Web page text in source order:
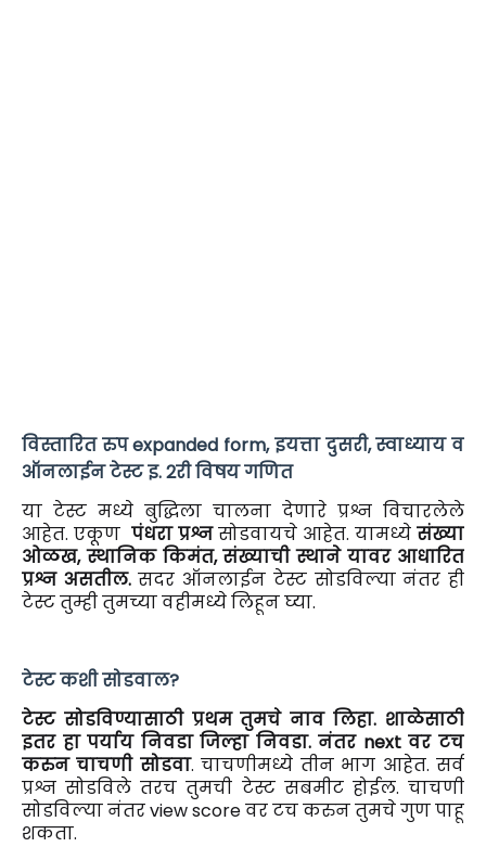
विस्तारित रुप expanded form, इयत्ता दुसरी, स्वाध्याय व
ऑनलाईन टेस्ट इ. 2री विषय गणित
या टेस्ट मध्ये बुद्धिला चालना देणारे प्रश्न विचारलेले
आहेत. एकूण पंधरा प्रश्नसोडवायचे आहेत. यामध्ये संख्या
ओळख, स्थानिक किमंत, संख्याची स्थाने यावर आधारित
प्रश्न असतील.सदर ऑनलाईन टेस्ट सोडविल्या नंतर ही
टेस्ट तुम्ही तुमच्या वहीमध्ये लिहून घ्या.
टेस्ट कशी सोडवाल?
टेस्ट सोडविण्यासाठी प्रथम तुमचे नाव लिहा. शाळेसाठी
इतर हा पर्याय निवडा जिल्हा निवडा. नंतर next वर टच
करुन चाचणी सोडवा. चाचणीमध्ये तीन भाग आहेत. सर्व
प्रश्न सोडविले तरच तुमची टेस्ट सबमीट होईल. चाचणी
सोडविल्या नंतर view score वर टच करुन तुमचे गुण पाहू
शकता.